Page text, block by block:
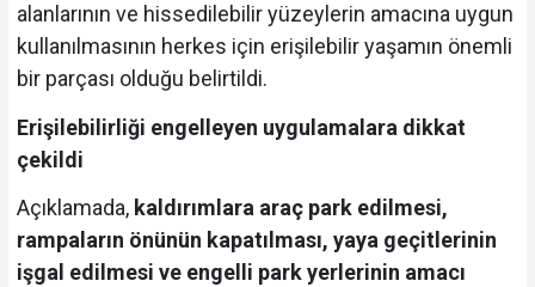
alanlarının ve hissedilebilir yüzeylerin amacına uygun
kullanılmasının herkes için erişilebilir yaşamın önemli
bir parçası olduğu belirtildi.
Erişilebilirliği engelleyen uygulamalara dikkat
çekildi
Açıklamada, kaldırımlara araç park edilmesi,
rampaların önünün kapatılması, yaya geçitlerinin
işgal edilmesi ve engelli park yerlerinin amacı